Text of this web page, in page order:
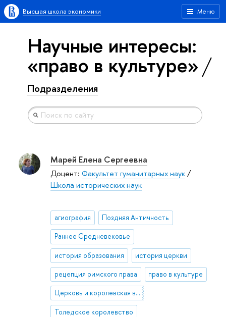
Меню
Высшая школа экономики
Научные интересы:
«право в культуре»
Подразделения
Марей Елена Сергеевна
Доцент: Факультет гуманитарных наук/
Школа исторических наук
агиография Поздняя Античность
Раннее Средневековье
история образования история церкви
рецепция римского права право в культуре
Церковь и королевская власть
Толедское королевство